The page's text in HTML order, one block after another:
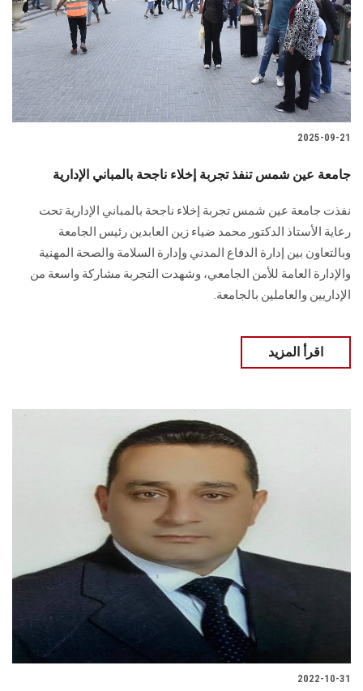
الطلاب
هيئة التدريس
الدراسات العليا
سجل الان
2025-09-21
جامعة عين شمس تنفذ تجربة إخلاء ناجحة بالمباني الإدارية
نفذت جامعة عين شمس تجربة إخلاء ناجحة بالمباني الإدارية تحت
رعاية الأستاذ الدكتور محمد ضياء زين العابدين رئيس الجامعة
وبالتعاون بين إدارة الدفاع المدني وإدارة السلامة والصحة المهنية
والإدارة العامة للأمن الجامعي، وشهدت التجربة مشاركة واسعة من
الإداريين والعاملين بالجامعة.
اقرأ المزيد
2022-10-31